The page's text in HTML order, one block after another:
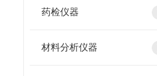
药检仪器
材料分析仪器